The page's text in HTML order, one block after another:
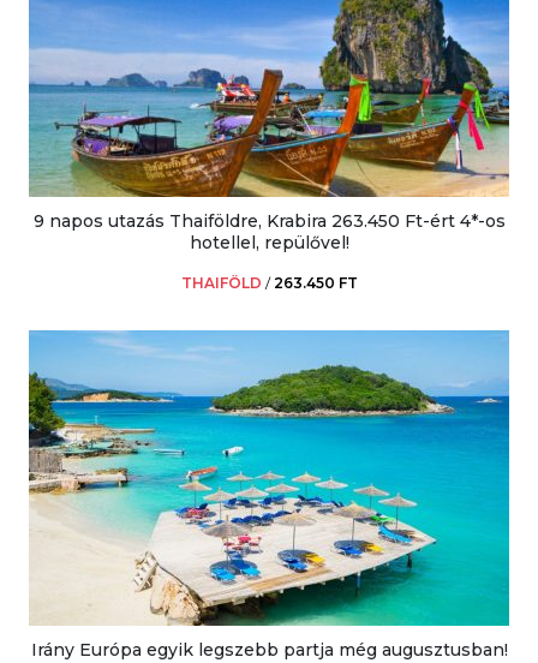
9 napos utazás Thaiföldre, Krabira 263.450 Ft-ért 4*-os
hotellel, repülővel!
THAIFÖLD /263.450 FT
Irány Európa egyik legszebb partja még augusztusban!